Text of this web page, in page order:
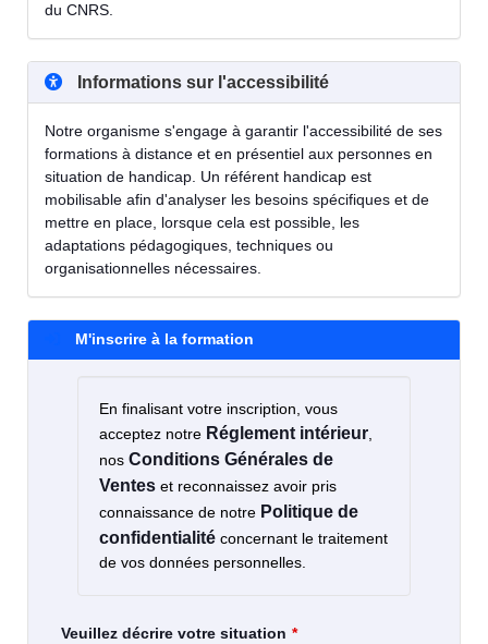
du CNRS.
Informations sur l'accessibilité
Notre organisme s'engage à garantir l'accessibilité de ses
formations à distance et en présentiel aux personnes en
situation de handicap. Un référent handicap est
mobilisable afin d'analyser les besoins spécifiques et de
mettre en place, lorsque cela est possible, les
adaptations pédagogiques, techniques ou
organisationnelles nécessaires.
M'inscrire à la formation
En finalisant votre inscription, vous
acceptez notre Réglement intérieur
nos Conditions Générales de
Ventes et reconnaissez avoir pris
connaissance de notre Politique de
confidentialité concernant le traitement
de vos données personnelles.
Veuillez décrire votre situation